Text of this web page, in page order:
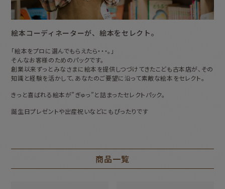
絵本コーディネーターが、絵本をセレクト。
「絵本をプロに選んでもらえたら・・・。」
そんなお客様のためのパックです。
創業以来ずっとみなさまに絵本を提供しつづけてきたこども古本店が、その
知識と経験を活かして、 あなたのご要望に沿って素敵な絵本をセレクト。
きっと喜ばれる絵本が”ぎゅっ”と詰まったセレクトパック。
誕生日プレゼントや出産祝いなどにもぴったりです
商品一覧